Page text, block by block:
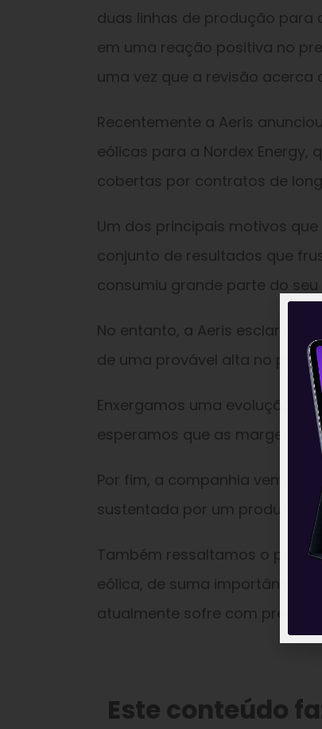
duas linhas de produção para
em uma reação positiva no
uma vez que a revisão acerca
Recentemente a Aeris
eólicas para a Nordex
cobertas por contratos de
Um dos principais motivos
conjunto de resultados que
consumiu grande parte do
No entanto, a Aeris
de uma provável alta no preço
Enxergamos uma evolução da
esperamos que as margens e
Por fim, a companhia vem
sustentada por um produto de
Também ressaltamos o
eólica, de suma importância
atualmente sofre com
Este conteúdo